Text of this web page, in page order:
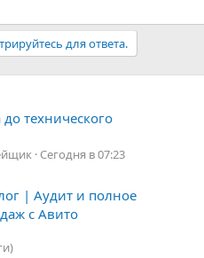
для ответа.
технического
Сегодня в 07:23
| Аудит и полное
с Авито